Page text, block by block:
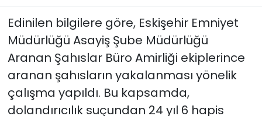
Edinilen bilgilere göre, Eskişehir Emniyet
Müdürlüğü Asayiş Şube Müdürlüğü
Aranan Şahıslar Büro Amirliği ekiplerince
aranan şahısların yakalanması yönelik
çalışma yapıldı. Bu kapsamda,
dolandırıcılık suçundan 24 yıl 6 hapis